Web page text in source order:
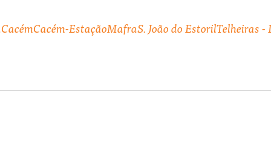
CacémCacém-EstaçãoMafraS. João do EstorilTelheiras -